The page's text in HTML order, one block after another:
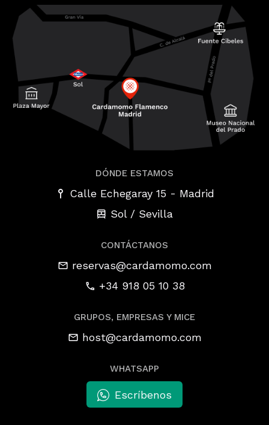
DÓNDE ESTAMOS
Calle Echegaray 15 - Madrid
Sol / Sevilla
CONTÁCTANOS
reservas@cardamomo.com
+34 918 05 10 38
GRUPOS, EMPRESAS Y MICE
host@cardamomo.com
WHATSAPP
Escríbenos